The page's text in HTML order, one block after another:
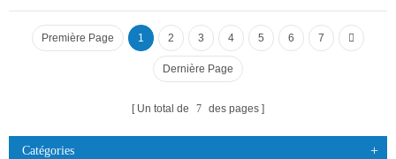
Première Page 1 2 3 4 5 6 7
Dernière Page
Un total de 7 des pages
Catégories